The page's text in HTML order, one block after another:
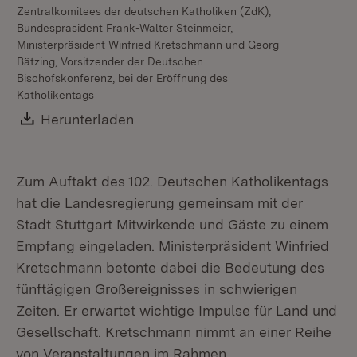
Zentralkomitees der deutschen Katholiken (ZdK),
Bundespräsident Frank-Walter Steinmeier,
Ministerpräsident Winfried Kretschmann und Georg
Bätzing, Vorsitzender der Deutschen
Bischofskonferenz, bei der Eröffnung des
Katholikentags
Download:
Herunterladen
Zum Auftakt des 102. Deutschen Katholikentags
hat die Landesregierung gemeinsam mit der
Stadt Stuttgart Mitwirkende und Gäste zu einem
Empfang eingeladen. Ministerpräsident Winfried
Kretschmann betonte dabei die Bedeutung des
fünftägigen Großereignisses in schwierigen
Zeiten. Er erwartet wichtige Impulse für Land und
Gesellschaft. Kretschmann nimmt an einer Reihe
von Veranstaltungen im Rahmen